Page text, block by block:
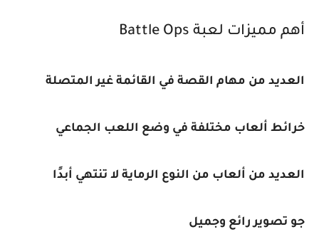
أهم مميزات لعبة Battle Ops
العديد من مهام القصة في القائمة غير المتصلة
خرائط ألعاب مختلفة في وضع اللعب الجماعي
العديد من ألعاب من النوع الرماية لا تنتهي أبدًا
جو تصوير رائع وجميل